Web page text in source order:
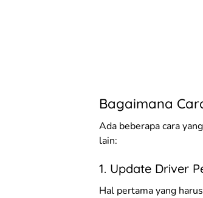
Bagaimana
Ada beberapa cara
lain:
1. Update Driver
Hal pertama yang